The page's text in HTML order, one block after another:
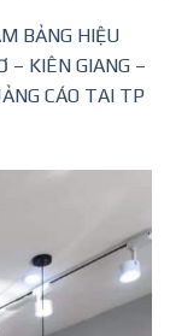
BẢNG HIỆU
– KIÊN GIANG –
CÁO TAI TP